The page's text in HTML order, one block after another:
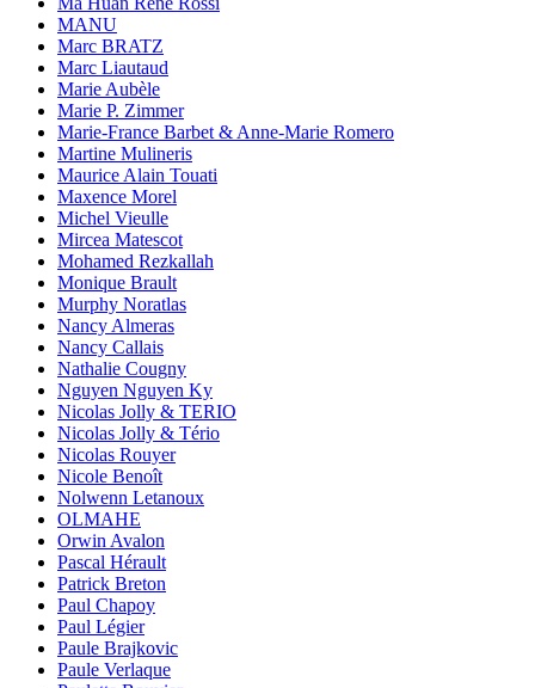
MANU
Marc BRATZ
Marc Liautaud
Marie Aubèle
Marie P. Zimmer
Marie-France Barbet & Anne-Marie Romero
Martine Mulineris
Maurice Alain Touati
Maxence Morel
Michel Vieulle
Mircea Matescot
Mohamed Rezkallah
Monique Brault
Murphy Noratlas
Nancy Almeras
Nancy Callais
Nathalie Cougny
Nguyen Nguyen Ky
Nicolas Jolly & TERIO
Nicolas Jolly & Tério
Nicolas Rouyer
Nicole Benoît
Nolwenn Letanoux
OLMAHE
Orwin Avalon
Pascal Hérault
Patrick Breton
Paul Chapoy
Paul Légier
Paule Brajkovic
Paule Verlaque